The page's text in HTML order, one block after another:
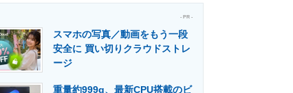
ニティ マーケ×ITの今がよく分かる
- PR -
スマホの写真／動画をもう一段
安全に 買い切りクラウドストレ
ージ
重量約999g、最新CPU搭載のビ